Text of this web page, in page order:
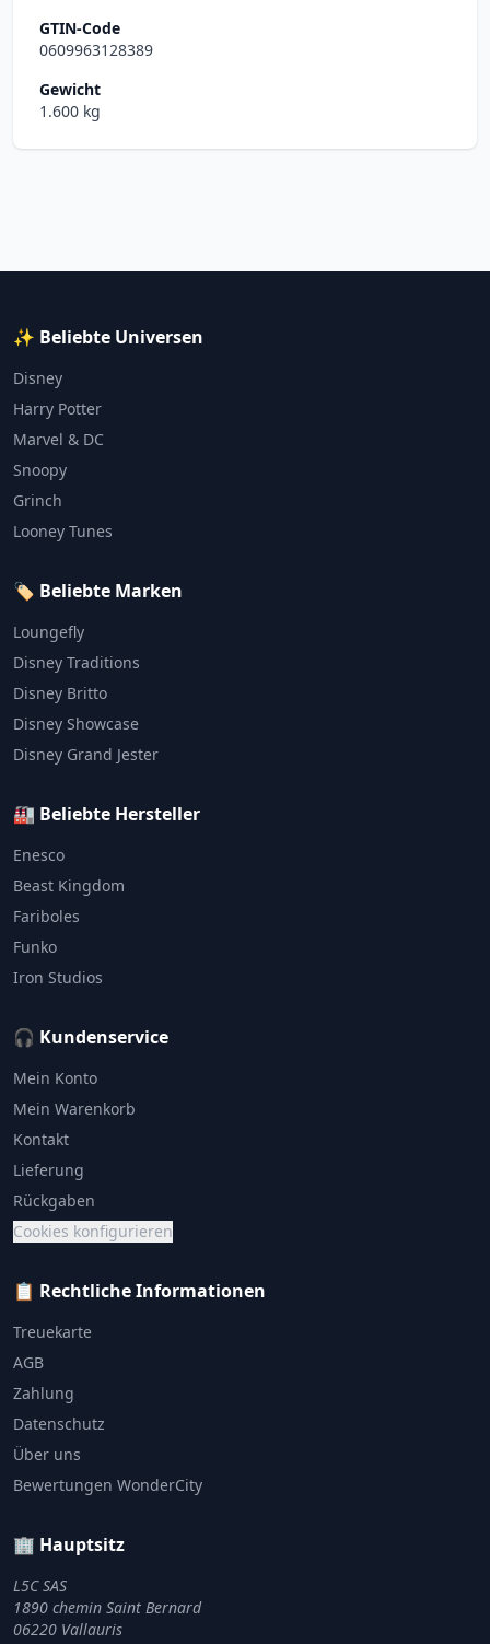
GTIN-Code
0609963128389
Gewicht
1.600 kg
✨ Beliebte Universen
Disney
Harry Potter
Marvel & DC
Snoopy
Grinch
Looney Tunes
🏷️ Beliebte Marken
Loungefly
Disney Traditions
Disney Britto
Disney Showcase
Disney Grand Jester
🏭 Beliebte Hersteller
Enesco
Beast Kingdom
Fariboles
Funko
Iron Studios
🎧 Kundenservice
Mein Konto
Mein Warenkorb
Kontakt
Lieferung
Rückgaben
Cookies konfigurieren
📋 Rechtliche Informationen
Treuekarte
AGB
Zahlung
Datenschutz
Über uns
Bewertungen WonderCity
🏢 Hauptsitz
L5C SAS
1890 chemin Saint Bernard
06220 Vallauris